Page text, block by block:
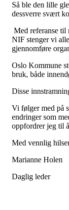
Så ble den lille
dessverre svært
Med referanse til
NIF stenger vi
gjennomføre
Oslo Kommune
bruk, både
Disse
Vi følger med på
endringer som
oppfordrer jeg til
Med vennlig
Marianne Holen
Daglig leder